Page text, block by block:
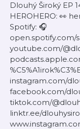
Dlouhý Široký EP
HEROHERO: 👀
Spotify: 🎧
open.spotify.com/
youtube.com/
instagram.com/
facebook.com/
tiktok.com/
linktr.ee/